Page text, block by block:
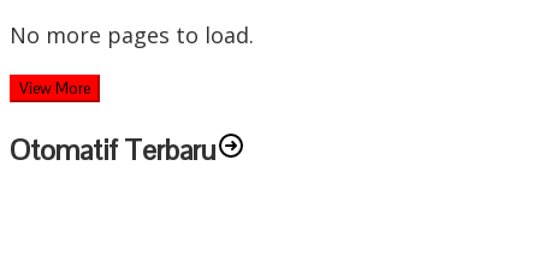
No more pages to load.
View More
Otomatif Terbaru